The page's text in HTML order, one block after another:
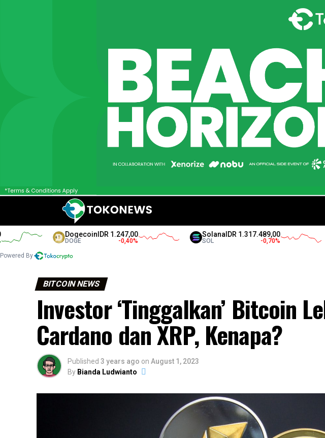
DogecoinIDR 1.247,00 SolanaIDR 1.317.489,00
SOL XRP
Powered By
BITCOIN NEWS
Investor ‘Tinggalkan’ Bitcoin
Cardano dan XRP, Kenapa?
Published 3 years ago on August 1, 2023
By Bianda Ludwianto